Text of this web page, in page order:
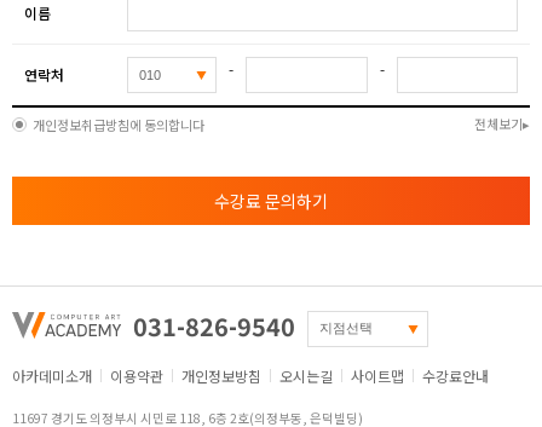
이름
연락처 - -
개인정보취급방침에 동의합니다 전체보기
수강료 문의하기
031-826-9540
아카데미소개 이용약관 개인정보방침 오시는길 사이트맵 수강료안내
11697 경기도 의정부시 시민로 118, 6층 2호(의정부동, 은덕빌딩)